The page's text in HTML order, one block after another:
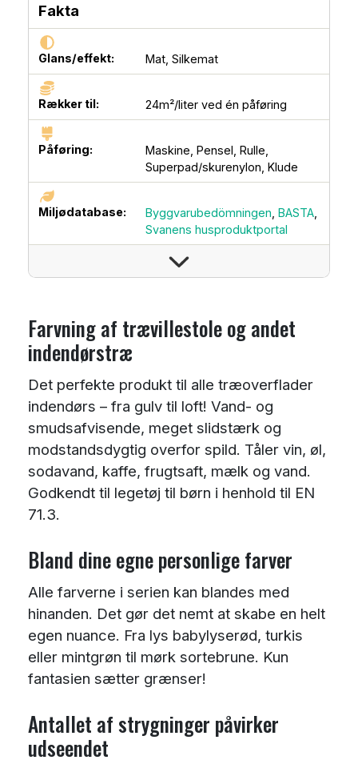
Fakta
Glans/effekt: Mat, Silkemat
Rækker til: 24m²/liter ved én påføring
Påføring: Maskine, Pensel, Rulle,
Superpad/skurenylon, Klude
Miljødatabase: Byggvarubedömningen, BASTA,
Svanens husproduktportal
Farvning af trævillestole og andet
indendørstræ
Det perfekte produkt til alle træoverflader
indendørs – fra gulv til loft! Vand- og
smudsafvisende, meget slidstærk og
modstandsdygtig overfor spild. Tåler vin, øl,
sodavand, kaffe, frugtsaft, mælk og vand.
Godkendt til legetøj til børn i henhold til EN
71.3.
Bland dine egne personlige farver
Alle farverne i serien kan blandes med
hinanden. Det gør det nemt at skabe en helt
egen nuance. Fra lys babylyserød, turkis
eller mintgrøn til mørk sortebrune. Kun
fantasien sætter grænser!
Antallet af strygninger påvirker
udseendet